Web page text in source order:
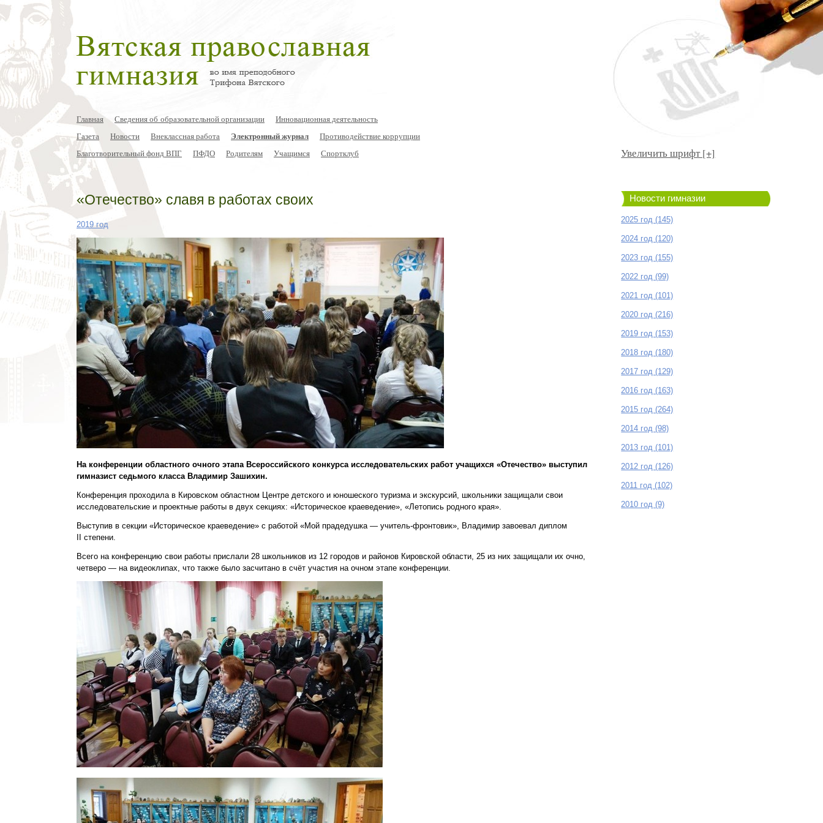
Главная Сведения об образовательной организации
Инновационная деятельность
Газета
Новости Внеклассная работа Электронный журнал
Противодействие коррупции
Благотворительный фонд ВПГ
ПФДО Родителям Учащимся Спортклуб Увеличить шрифт [+]
«Отечество» славя в работах своих
2019 год
На конференции областного очного этапа Всероссийского конкурса исследовательских работ учащихся «Отечество» выступил
гимназист седьмого класса Владимир Зашихин.
Конференция проходила в Кировском областном Центре детского и юношеского туризма и экскурсий, школьники защищали свои
исследовательские и проектные работы в двух секциях: «Историческое краеведение», «Летопись родного края».
Выступив в секции «Историческое краеведение» с работой «Мой прадедушка — учитель-фронтовик», Владимир завоевал диплом
II степени.
Всего на конференцию свои работы прислали 28 школьников из 12 городов и районов Кировской области, 25 из них защищали их очно,
четверо — на видеоклипах, что также было засчитано в счёт участия на очном этапе конференции.
Новости гимназии
2025 год (145)
2024 год (120)
2023 год (155)
2022 год (99)
2021 год (101)
2020 год (216)
2019 год (153)
2018 год (180)
2017 год (129)
2016 год (163)
2015 год (264)
2014 год (98)
2013 год (101)
2012 год (126)
2011 год (102)
2010 год (9)